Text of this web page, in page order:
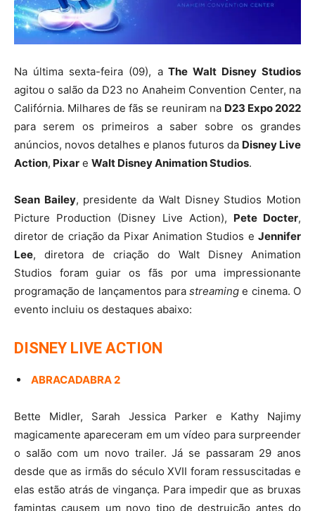
Na última sexta-feira (09), aThe Walt Disney Studios
agitou o salão da D23 no Anaheim Convention Center, na
Califórnia. Milhares de fãs se reuniram na D23 Expo 2022
para serem os primeiros a saber sobre os grandes
anúncios, novos detalhes e planos futuros da Disney Live
Action, Pixar e Walt Disney Animation Studios.
Sean Bailey, presidente da Walt Disney Studios Motion
Picture Production (Disney Live Action), Pete Docter,
diretor de criação da Pixar Animation Studios e Jennifer
Lee, diretora de criação do Walt Disney Animation
Studios foram guiar os fãs por uma impressionante
programação de lançamentos parastreaming e cinema. O
evento incluiu os destaques abaixo:
DISNEY LIVE ACTION
ABRACADABRA 2
Bette Midler, Sarah Jessica Parker e Kathy Najimy
magicamente apareceram em um vídeo para surpreender
o salão com um novo trailer. Já se passaram 29 anos
desde que as irmãs do século XVII foram ressuscitadas e
elas estão atrás de vingança. Para impedir que as bruxas
famintas causem um novo tipo de destruição antes do